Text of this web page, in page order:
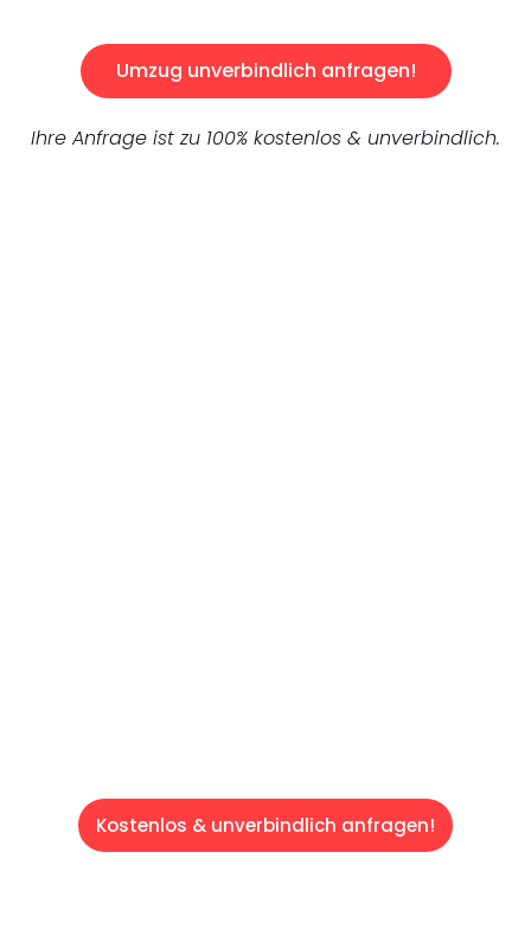
Umzug unverbindlich anfragen!
Ihre Anfrage ist zu 100% kostenlos & unverbindlich.
Kostenlos & unverbindlich anfragen!